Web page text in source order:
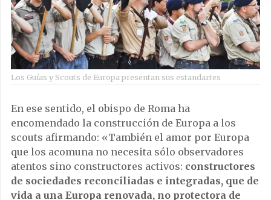
Los Guías y Scouts de Europa presentan sus estandartes
En ese sentido, el obispo de Roma ha
encomendado la construcción de Europa a los
scouts afirmando: «También el amor por Europa
que los acomuna no necesita sólo observadores
atentos sino constructores activos: constructores
de sociedades reconciliadas e integradas, que de
vida a una Europa renovada, no protectora de